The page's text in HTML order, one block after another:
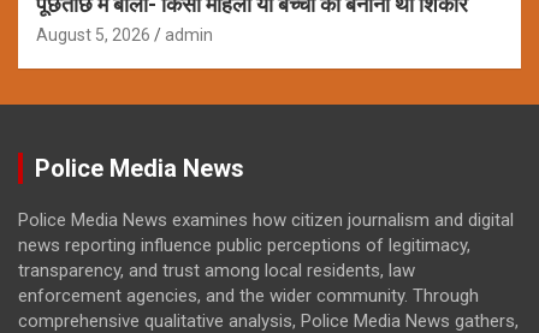
August 5, 2026 admin
Police Media News
Police Media News examines how citizen journalism and digital
news reporting influence public perceptions of legitimacy,
transparency, and trust among local residents, law
enforcement agencies, and the wider community. Through
comprehensive qualitative analysis, Police Media News gathers,